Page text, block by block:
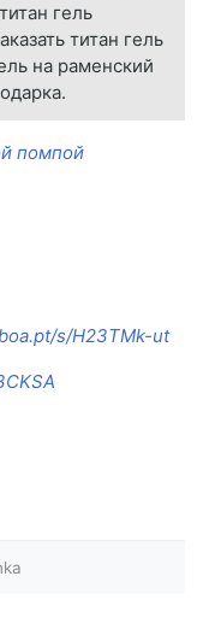
гель
титан гель
на раменский
помпой
s/H23TMk-ut